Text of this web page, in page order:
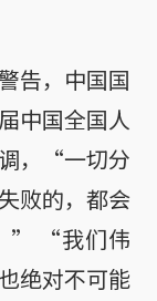
告，中国国
中国全国人
，“一切分
败的，都会
” “我们伟
绝对不可能